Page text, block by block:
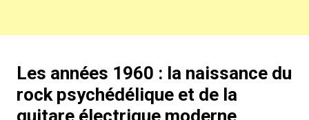
Les années 1960 : la naissance du
rock psychédélique et de la
guitare électrique moderne